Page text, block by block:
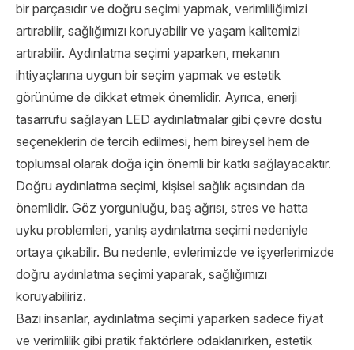
bir parçasıdır ve doğru seçimi yapmak, verimliliğimizi
artırabilir, sağlığımızı koruyabilir ve yaşam kalitemizi
artırabilir. Aydınlatma seçimi yaparken, mekanın
ihtiyaçlarına uygun bir seçim yapmak ve estetik
görünüme de dikkat etmek önemlidir. Ayrıca, enerji
tasarrufu sağlayan LED aydınlatmalar gibi çevre dostu
seçeneklerin de tercih edilmesi, hem bireysel hem de
toplumsal olarak doğa için önemli bir katkı sağlayacaktır.
Doğru aydınlatma seçimi, kişisel sağlık açısından da
önemlidir. Göz yorgunluğu, baş ağrısı, stres ve hatta
uyku problemleri, yanlış aydınlatma seçimi nedeniyle
ortaya çıkabilir. Bu nedenle, evlerimizde ve işyerlerimizde
doğru aydınlatma seçimi yaparak, sağlığımızı
koruyabiliriz.
Bazı insanlar, aydınlatma seçimi yaparken sadece fiyat
ve verimlilik gibi pratik faktörlere odaklanırken, estetik